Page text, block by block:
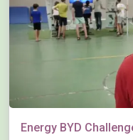
Energy BYD